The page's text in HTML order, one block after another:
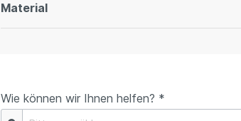
Material
Wie können wir Ihnen helfen? *